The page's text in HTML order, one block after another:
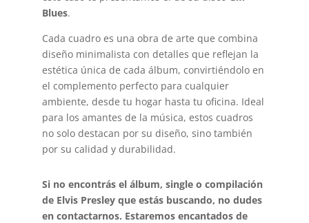
Blues.
Cada cuadro es una obra de arte que combina
diseño minimalista con detalles que reflejan la
estética única de cada álbum, convirtiéndolo en
el complemento perfecto para cualquier
ambiente, desde tu hogar hasta tu oficina. Ideal
para los amantes de la música, estos cuadros
no solo destacan por su diseño, sino también
por su calidad y durabilidad.
Si no encontrás el álbum, single o compilación
de Elvis Presley que estás buscando, no dudes
en contactarnos. Estaremos encantados de